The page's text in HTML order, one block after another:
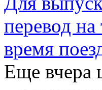
перевод
время
Еще вчера